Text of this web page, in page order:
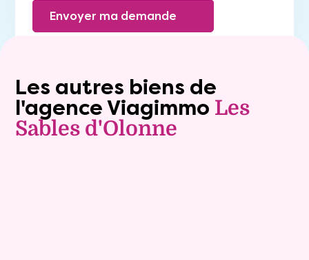
Envoyer ma demande
Les autres biens de
l'agence Viagimmo Les
Sables d'Olonne